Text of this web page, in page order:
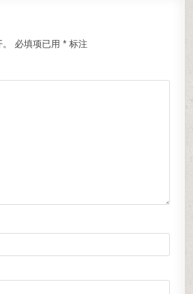
必填项已用* 标注